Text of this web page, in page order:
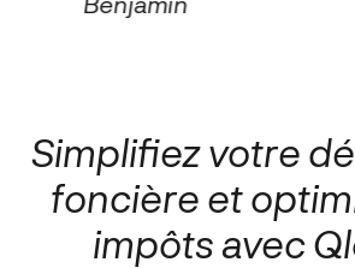
Simplifiez votre
foncière et
impôts avec